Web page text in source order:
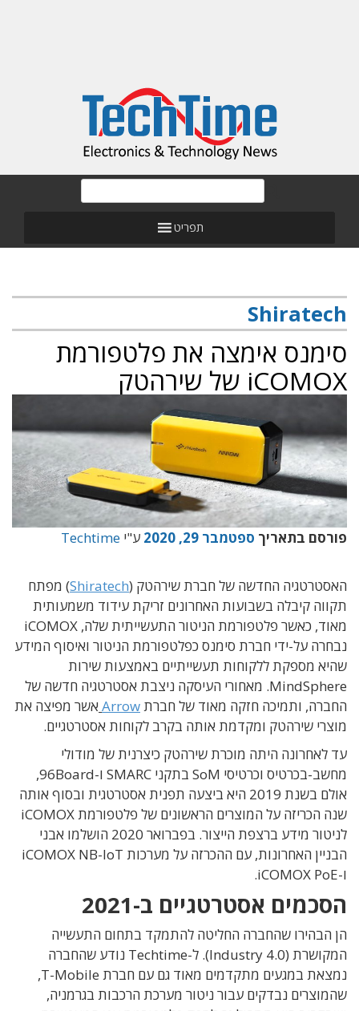
תפריט
Shiratech
סימנס אימצה את פלטפורמת
iCOMOX של שירהטק
פורסם בתאריך ספטמבר 29, 2020 ע"י Techtime
האסטרטגיה החדשה של חברת שירהטק (Shiratech) מפתח
תקווה קיבלה בשבועות האחרונים זריקת עידוד משמעותית
נבחרה על-ידי חברת סימנס כפלטפורמת הניטור ואיסוף המידע
שהיא מספקת ללקוחות תעשייתיים באמצעות שירות
MindSphere. מאחורי העיסקה ניצבת אסטרטגיה חדשה של
החברה, ותמיכה חזקה מאוד של חברתArrow אשר מפיצה את
מוצרי שירהטק ומקדמת אותה בקרב לקוחות אסטרטגיים.
עד לאחרונה היתה מוכרת שירהטק כיצרנית של מודולי
מחשב-בכרטיס וכרטיסי SoM בתקני SMARC ו-96Board,
אולם בשנת 2019 היא ביצעה תפנית אסטרטגית ובסוף אותה
שנה הכריזה על המוצרים הראשונים של פלטפורמת iCOMOX
לניטור מידע ברצפת הייצור. בפברואר 2020 הושלמו אבני
הבניין האחרונות, עם ההכרזה על מערכות iCOMOX NB-IoT
ו-iCOMOX PoE.
הסכמים אסטרטגיים ב-2021
הן הבהירו שהחברה החליטה להתמקד בתחום התעשייה
המקושרת (Industry 4.0). ל-Techtime נודע שהחברה
נמצאת במגעים מתקדמים מאוד גם עם חברת T-Mobile,
שהמוצרים נבדקים עבור ניטור מערכת הרכבות בגרמניה,